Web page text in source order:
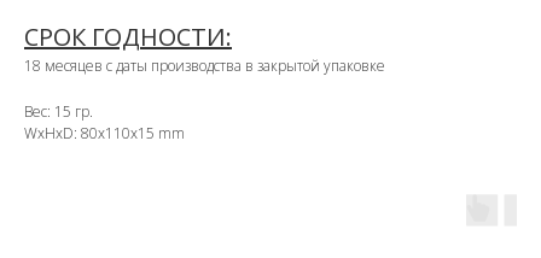
СРОК ГОДНОСТИ:
18 месяцев с даты производства в закрытой упаковке
Вес: 15 гр.
WxHxD: 80x110x15 mm